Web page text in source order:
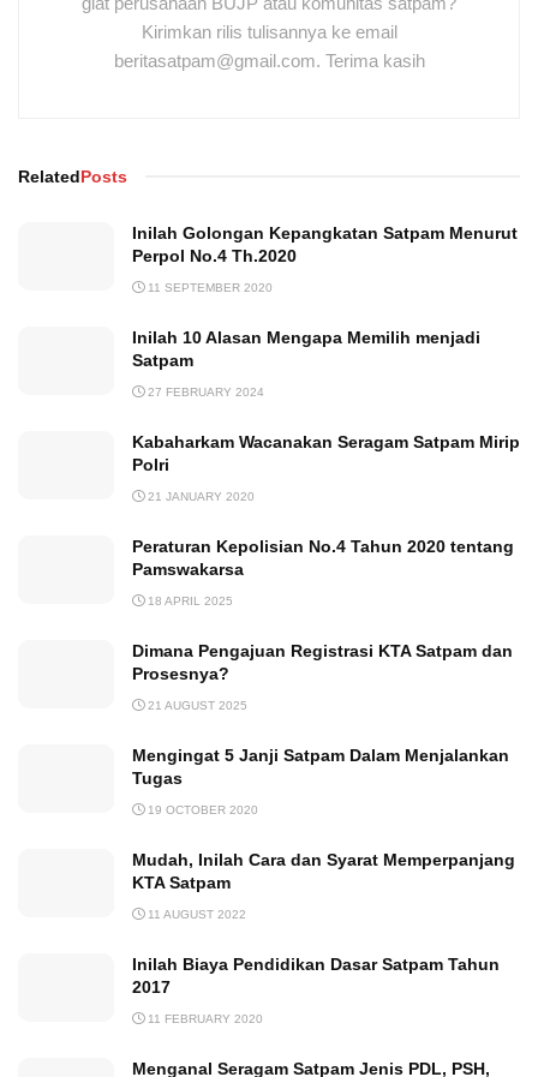
Kirimkan rilis tulisannya ke email
beritasatpam@gmail.com. Terima kasih
RelatedPosts
Inilah Golongan Kepangkatan Satpam Menurut
Perpol No.4 Th.2020
11 SEPTEMBER 2020
Inilah 10 Alasan Mengapa Memilih menjadi
Satpam
27 FEBRUARY 2024
Kabaharkam Wacanakan Seragam Satpam Mirip
Polri
21 JANUARY 2020
Peraturan Kepolisian No.4 Tahun 2020 tentang
Pamswakarsa
18 APRIL 2025
Dimana Pengajuan Registrasi KTA Satpam dan
Prosesnya?
21 AUGUST 2025
Mengingat 5 Janji Satpam Dalam Menjalankan
Tugas
19 OCTOBER 2020
Mudah, Inilah Cara dan Syarat Memperpanjang
KTA Satpam
11 AUGUST 2022
Inilah Biaya Pendidikan Dasar Satpam Tahun
2017
11 FEBRUARY 2020
Menganal Seragam Satpam Jenis PDL, PSH,